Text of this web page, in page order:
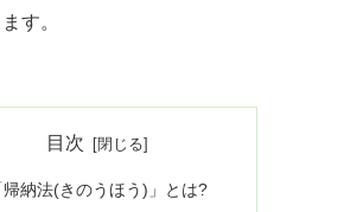
す。
目次
帰納法(きのうほう)」とは?